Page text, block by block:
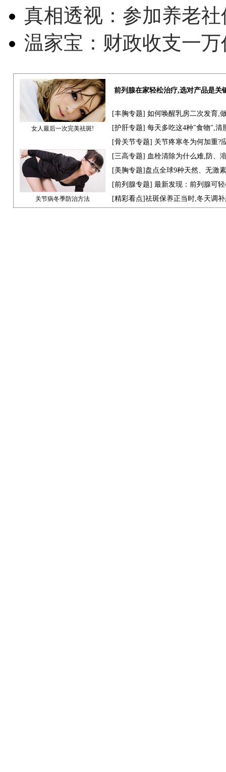
真相透视：参加养老
温家宝：财政收支一
女人最后一次完美祛斑!
前列腺在家轻松治疗,选对产品是关
[丰胸专题] 如何唤醒乳房二次发育,
[护肝专题] 每天多吃这4种"食物",清
[骨关节专题] 关节疼寒冬为何加重?
关节病冬季防治方法
[三高专题] 血栓清除为什么难,防、
[美胸专题]盘点全球9种天然、无激
[前列腺专题] 最新发现：前列腺可
[精彩看点]祛斑保养正当时,冬天调